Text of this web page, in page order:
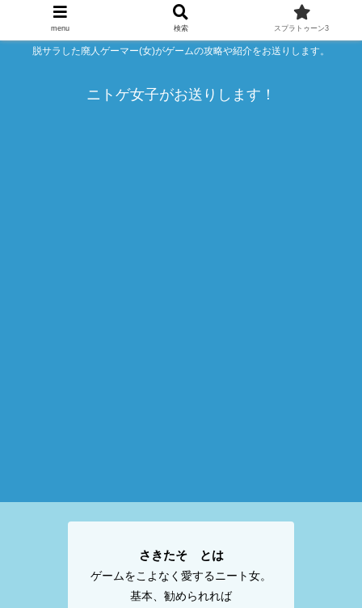
脱サラした廃人ゲーマー(女)がゲームの攻略や紹介をお送りします。
ニトゲ女子がお送りします！
さきたそ とは
ゲームをこよなく愛するニート女。
基本、勧められれば
menu 検索 スプラトゥーン3